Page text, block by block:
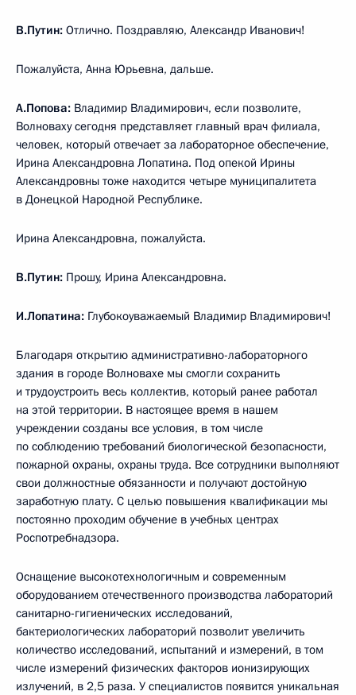
В.Путин: Отлично. Поздравляю, Александр Иванович!
Пожалуйста, Анна Юрьевна, дальше.
А.Попова: Владимир Владимирович, если позволите,
Волноваху сегодня представляет главный врач филиала,
человек, который отвечает за лабораторное обеспечение,
Ирина Александровна Лопатина. Под опекой Ирины
Александровны тоже находится четыре муниципалитета
в Донецкой Народной Республике.
Ирина Александровна, пожалуйста.
В.Путин: Прошу, Ирина Александровна.
И.Лопатина: Глубокоуважаемый Владимир Владимирович!
Благодаря открытию административно-лабораторного
здания в городе Волновахе мы смогли сохранить
и трудоустроить весь коллектив, который ранее работал
на этой территории. В настоящее время в нашем
учреждении созданы все условия, в том числе
по соблюдению требований биологической безопасности,
пожарной охраны, охраны труда. Все сотрудники выполняют
свои должностные обязанности и получают достойную
заработную плату. С целью повышения квалификации мы
постоянно проходим обучение в учебных центрах
Роспотребнадзора.
Оснащение высокотехнологичным и современным
оборудованием отечественного производства лабораторий
санитарно-гигиенических исследований,
бактериологических лабораторий позволит увеличить
количество исследований, испытаний и измерений, в том
числе измерений физических факторов ионизирующих
излучений, в 2,5 раза. У специалистов появится уникальная